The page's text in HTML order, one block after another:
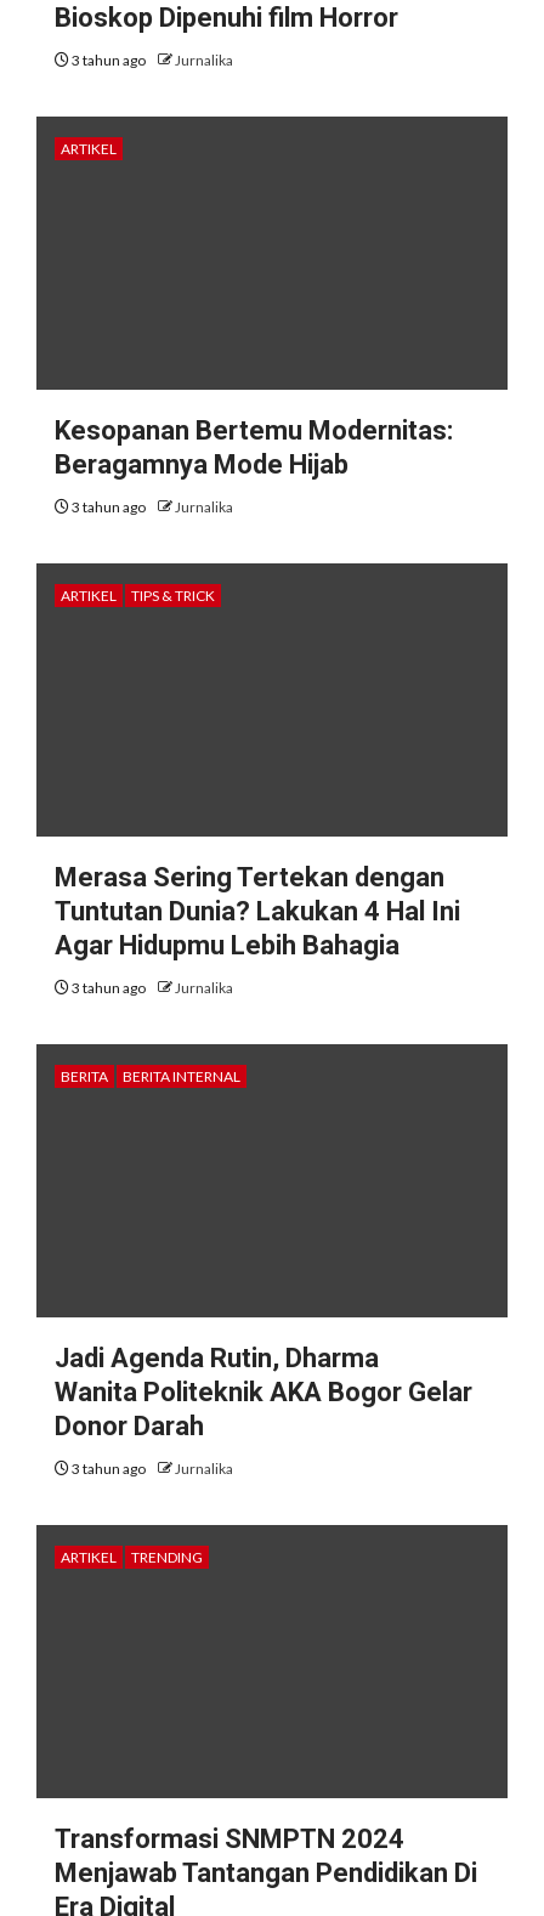
Bioskop Dipenuhi film Horror
3 tahun ago Jurnalika
ARTIKEL
Kesopanan Bertemu Modernitas:
Beragamnya Mode Hijab
3 tahun ago Jurnalika
ARTIKEL TIPS & TRICK
Merasa Sering Tertekan dengan
Tuntutan Dunia? Lakukan 4 Hal Ini
Agar Hidupmu Lebih Bahagia
3 tahun ago Jurnalika
BERITA BERITA INTERNAL
Jadi Agenda Rutin, Dharma
Wanita Politeknik AKA Bogor Gelar
Donor Darah
3 tahun ago Jurnalika
ARTIKEL TRENDING
Transformasi SNMPTN 2024
Menjawab Tantangan Pendidikan Di
Era Digital